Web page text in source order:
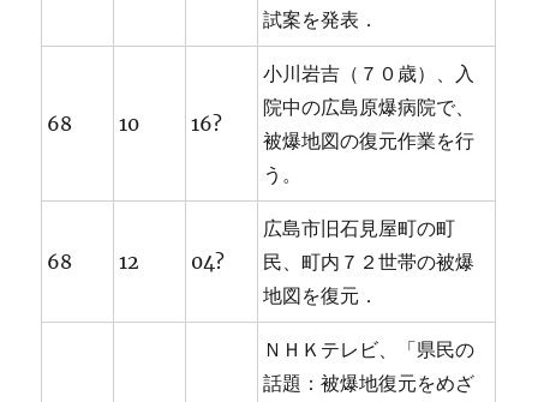
試案を発表．
68 10 16?
小川岩吉（７０歳）、入
院中の広島原爆病院で、
被爆地図の復元作業を行
う。
68 12 04?
広島市旧石見屋町の町
民、町内７２世帯の被爆
地図を復元．
ＮＨＫテレビ、「県民の
話題：被爆地復元をめざ